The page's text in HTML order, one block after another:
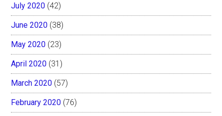
July 2020 (42)
June 2020 (38)
May 2020 (23)
April 2020 (31)
March 2020 (57)
February 2020 (76)